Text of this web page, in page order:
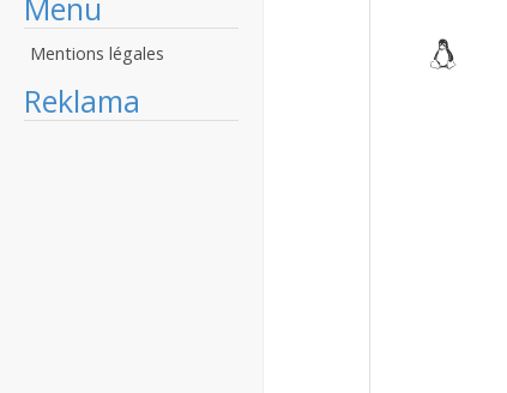
Menu
Mentions légales
Reklama